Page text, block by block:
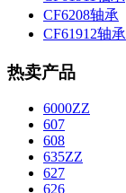
CF6208轴承
CF61912轴承
热卖产品
6000ZZ
607
608
635ZZ
627
626